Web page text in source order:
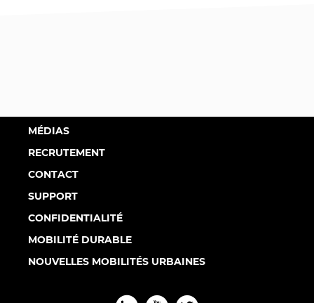
MÉDIAS
RECRUTEMENT
CONTACT
SUPPORT
CONFIDENTIALITÉ
MOBILITÉ DURABLE
NOUVELLES MOBILITÉS URBAINES